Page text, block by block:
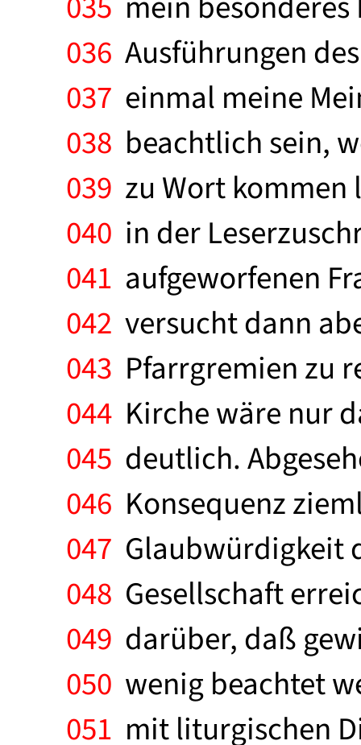
036 Ausführungen
037 einmal meine
038 beachtlich sein,
039 zu Wort kommen
040 in der
041 aufgeworfenen
042 versucht dann
043 Pfarrgremien zu
044 Kirche wäre nur
045 deutlich.
046 Konsequenz
047 Glaubwürdigkeit
048 Gesellschaft
049 darüber, daß
050 wenig beachtet
051 mit liturgischen